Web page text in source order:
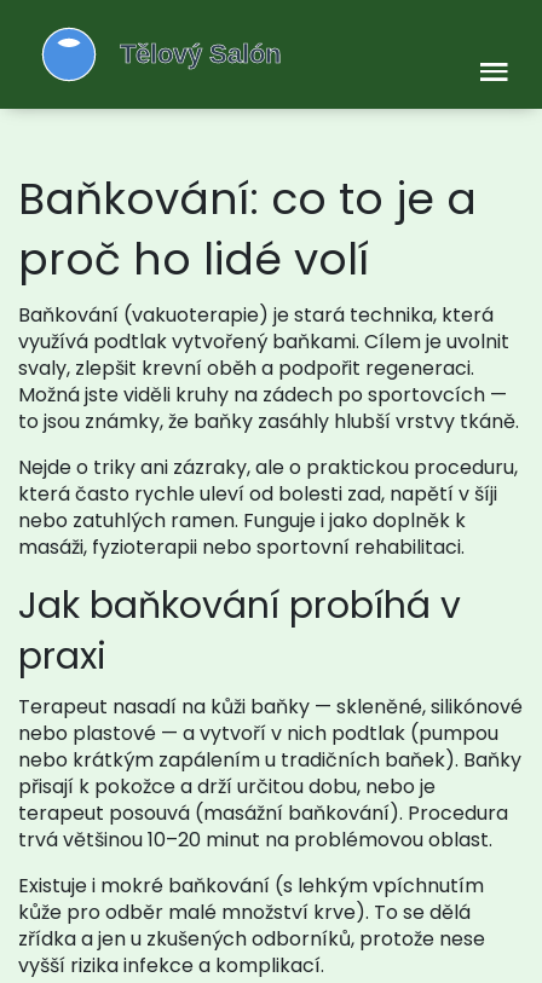
Baňkování: co to je a
proč ho lidé volí
Baňkování (vakuoterapie) je stará technika, která
využívá podtlak vytvořený baňkami. Cílem je uvolnit
svaly, zlepšit krevní oběh a podpořit regeneraci.
Možná jste viděli kruhy na zádech po sportovcích —
to jsou známky, že baňky zasáhly hlubší vrstvy tkáně.
Nejde o triky ani zázraky, ale o praktickou proceduru,
která často rychle uleví od bolesti zad, napětí v šíji
nebo zatuhlých ramen. Funguje i jako doplněk k
masáži, fyzioterapii nebo sportovní rehabilitaci.
Jak baňkování probíhá v
praxi
Terapeut nasadí na kůži baňky — skleněné, silikónové
nebo plastové — a vytvoří v nich podtlak (pumpou
nebo krátkým zapálením u tradičních baňek). Baňky
přisají k pokožce a drží určitou dobu, nebo je
terapeut posouvá (masážní baňkování). Procedura
trvá většinou 10–20 minut na problémovou oblast.
Existuje i mokré baňkování (s lehkým vpíchnutím
kůže pro odběr malé množství krve). To se dělá
zřídka a jen u zkušených odborníků, protože nese
vyšší rizika infekce a komplikací.